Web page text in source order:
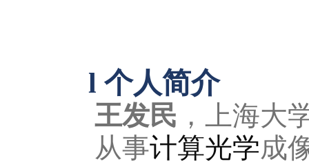
l 个人简介
王发民 ，上海大
从事计算光学成